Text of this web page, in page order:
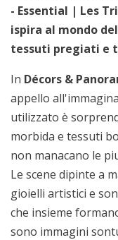
- Essential | Les
ispira al mondo
tessuti pregiati e
In Décors &
appello
utilizzato è
morbida e tessuti
non manacano le
Le scene dipinte a
gioielli artistici e
che insieme
sono immagini